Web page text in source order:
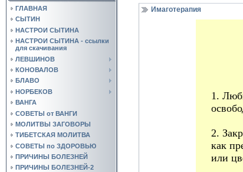
ГЛАВНАЯ
СЫТИН
НАСТРОИ СЫТИНА
НАСТРОИ СЫТИНА - ссылки
для скачивания
ЛЕВШИНОВ
КОНОВАЛОВ
БЛАВО
НОРБЕКОВ
ВАНГА
СОВЕТЫ от ВАНГИ
МОЛИТВЫ ЗАГОВОРЫ
ТИБЕТСКАЯ МОЛИТВА
СОВЕТЫ по ЗДОРОВЬЮ
ПРИЧИНЫ БОЛЕЗНЕЙ
ПРИЧИНЫ БОЛЕЗНЕЙ-2
Имаготерапия
1.
2.
как
или